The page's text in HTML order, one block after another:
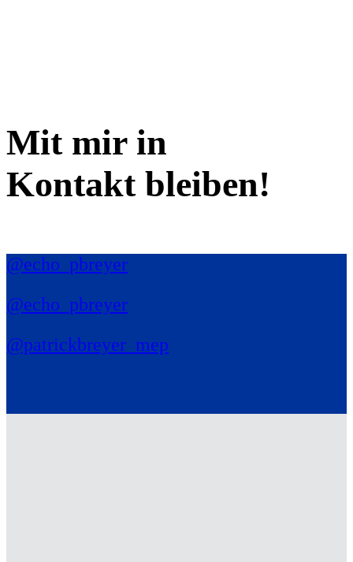
Mit mir in
Kontakt bleiben!
@echo_pbreyer
@echo_pbreyer
@patrickbreyer_mep